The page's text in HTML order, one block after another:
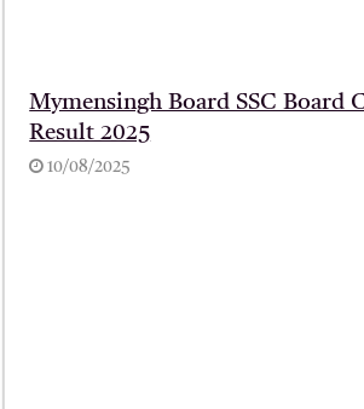
Mymensingh Board SSC Board
Result 2025
10/08/2025